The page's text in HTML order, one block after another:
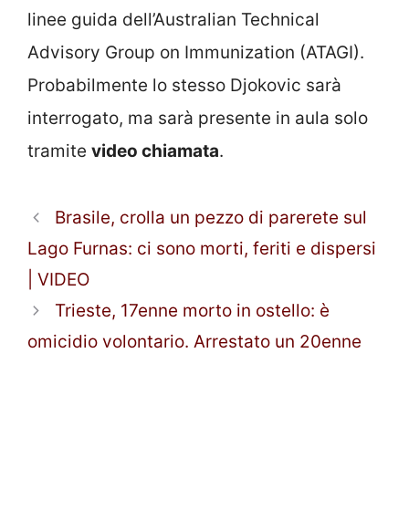
linee guida dell’Australian Technical
Advisory Group on Immunization (ATAGI).
Probabilmente lo stesso Djokovic sarà
interrogato, ma sarà presente in aula solo
tramite video chiamata.
Brasile, crolla un pezzo di parerete sul
Lago Furnas: ci sono morti, feriti e dispersi
| VIDEO
Trieste, 17enne morto in ostello: è
omicidio volontario. Arrestato un 20enne